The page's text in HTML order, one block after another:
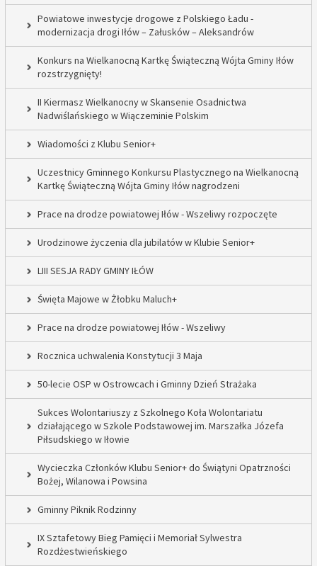
Powiatowe inwestycje drogowe z Polskiego Ładu -
modernizacja drogi Iłów – Załusków – Aleksandrów
Konkurs na Wielkanocną Kartkę Świąteczną Wójta Gminy Iłów
rozstrzygnięty!
II Kiermasz Wielkanocny w Skansenie Osadnictwa
Nadwiślańskiego w Wiączeminie Polskim
Wiadomości z Klubu Senior+
Uczestnicy Gminnego Konkursu Plastycznego na Wielkanocną
Kartkę Świąteczną Wójta Gminy Iłów nagrodzeni
Prace na drodze powiatowej Iłów - Wszeliwy rozpoczęte
Urodzinowe życzenia dla jubilatów w Klubie Senior+
LIII SESJA RADY GMINY IŁÓW
Święta Majowe w Żłobku Maluch+
Prace na drodze powiatowej Iłów - Wszeliwy
Rocznica uchwalenia Konstytucji 3 Maja
50-lecie OSP w Ostrowcach i Gminny Dzień Strażaka
Sukces Wolontariuszy z Szkolnego Koła Wolontariatu
działającego w Szkole Podstawowej im. Marszałka Józefa
Piłsudskiego w Iłowie
Wycieczka Członków Klubu Senior+ do Świątyni Opatrzności
Bożej, Wilanowa i Powsina
Gminny Piknik Rodzinny
IX Sztafetowy Bieg Pamięci i Memoriał Sylwestra
Rozdżestwieńskiego